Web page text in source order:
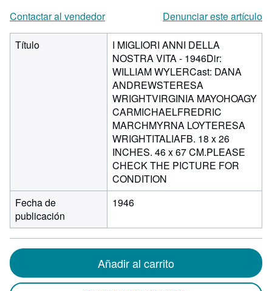
Contactar al vendedor
Denunciar este artículo
Título
I MIGLIORI ANNI DELLA
NOSTRA VITA - 1946Dir:
WILLIAM WYLERCast: DANA
ANDREWSTERESA
WRIGHTVIRGINIA MAYOHOAGY
CARMICHAELFREDRIC
MARCHMYRNA LOYTERESA
WRIGHTITALIAFB. 18 x 26
INCHES. 46 x 67 CM.PLEASE
CHECK THE PICTURE FOR
CONDITION
Fecha de
publicación
1946
Añadir al carrito